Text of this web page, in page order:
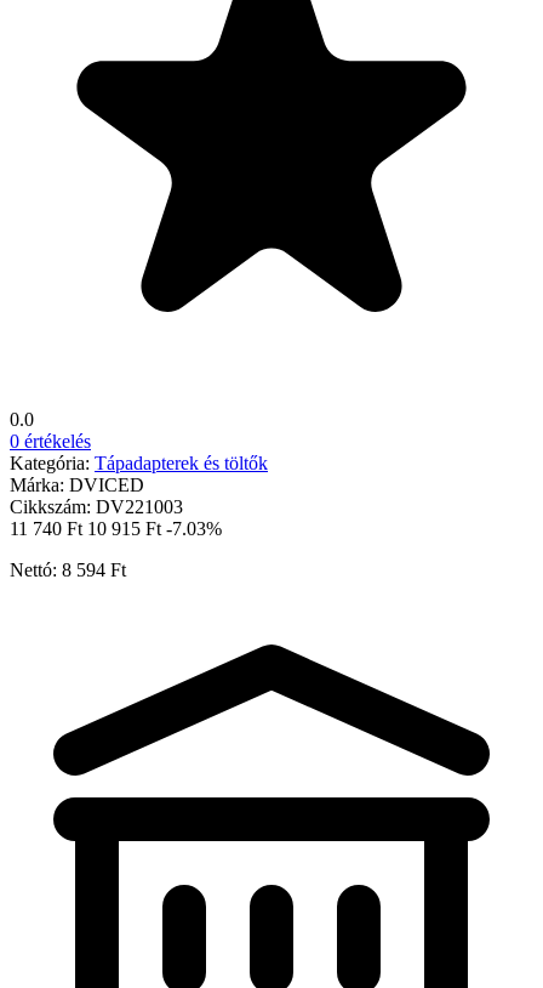
0.0
0 értékelés
Kategória: Tápadapterek és töltők
Márka: DVICED
Cikkszám: DV221003
11 740 Ft 10 915 Ft -7.03%
Nettó: 8 594 Ft